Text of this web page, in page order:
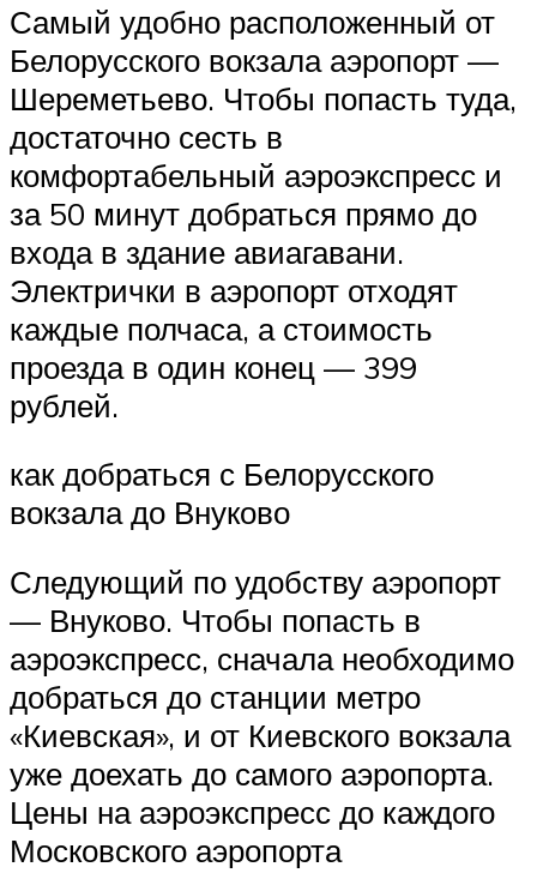
Самый удобно расположенный от
Белорусского вокзала аэропорт —
Шереметьево. Чтобы попасть туда,
достаточно сесть в
комфортабельный аэроэкспресс и
за 50 минут добраться прямо до
входа в здание авиагавани.
Электрички в аэропорт отходят
каждые полчаса, а стоимость
проезда в один конец — 399
рублей.
как добраться с Белорусского
вокзала до Внуково
Следующий по удобству аэропорт
— Внуково. Чтобы попасть в
аэроэкспресс, сначала необходимо
добраться до станции метро
«Киевская», и от Киевского вокзала
уже доехать до самого аэропорта.
Цены на аэроэкспресс до каждого
Московского аэропорта